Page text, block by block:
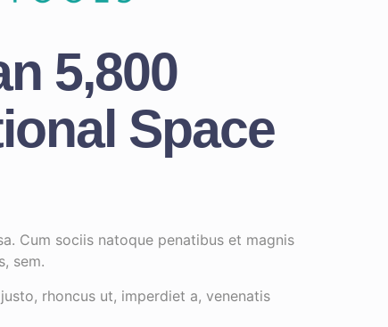
5,800
Space
Cum sociis natoque penatibus et magnis
sem.
rhoncus ut, imperdiet a, venenatis